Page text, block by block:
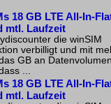
18 GB LTE All-In-
mtl. Laufzeit
die winSIM
verbilligt und mit
GB an
...
18 GB LTE All-In-
mtl. Laufzeit